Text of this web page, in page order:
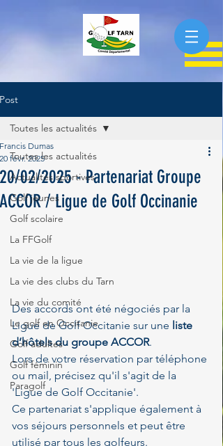
Post
Toutes les actualités
Actualités sportives
Golf jeunes
Golf scolaire
La FFGolf
La vie de la ligue
La vie des clubs du Tarn
La vie du comité
Le golf en Occitanie
Golf adultes
Golf féminin
Paragolf
Toutes les actualités
20/02/2025 - Partenariat Groupe
ACCOR / Ligue de Golf Occinanie
Francis Dumas
20 févr. 2025
Des accords ont été négociés par la
Ligue de Golf Occitanie sur une liste
d’hôtels du groupe ACCOR.
Lors de votre réservation par téléphone
ou mail, précisez qu'il s'agit de la
'Ligue de Golf Occitanie'.
Ce partenariat s'applique également à
vos séjours personnels et peut être
utilisé par tous les golfeurs.